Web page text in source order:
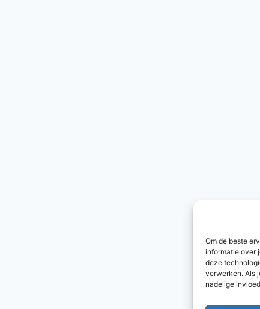
Om de beste
informatie over
deze
verwerken. Als
nadelige